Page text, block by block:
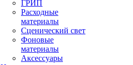
ГРИП
Расходные
материалы
Сценический свет
Фоновые
материалы
Аксессуары